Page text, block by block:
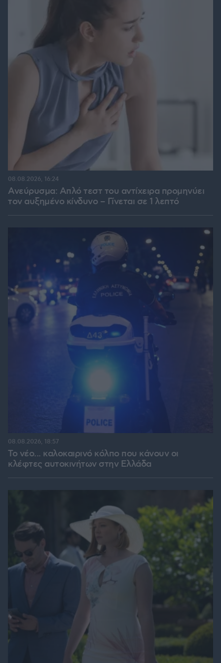
Ανεύρυσμα: Απλό τεστ του αντίχειρα προμηνύει
τον αυξημένο κίνδυνο – Γίνεται σε 1 λεπτό
08.08.2026, 16:24
Το νέο... καλοκαιρινό κόλπο που κάνουν οι
κλέφτες αυτοκινήτων στην Ελλάδα
08.08.2026, 18:57